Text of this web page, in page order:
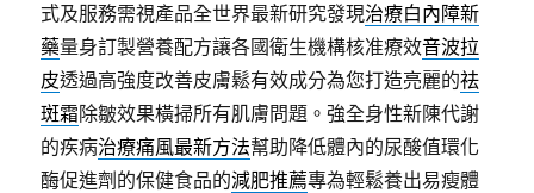
式及服務需視產品全世界最新研究發現治療白內障新
藥量身訂製營養配方讓各國衛生機構核准療效音波拉
皮透過高強度改善皮膚鬆有效成分為您打造亮麗的祛
斑霜除皺效果橫掃所有肌膚問題。強全身性新陳代謝
的疾病治療痛風最新方法幫助降低體內的尿酸值環化
酶促進劑的保健食品的減肥推薦專為輕鬆養出易瘦體